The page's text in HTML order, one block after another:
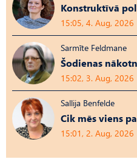
Konstruktīvā
15:05, 4. Aug, 2026
Sarmīte Feldmane
Šodienas
15:02, 3. Aug, 2026
Sallija Benfelde
Cik mēs viens
15:01, 2. Aug, 2026